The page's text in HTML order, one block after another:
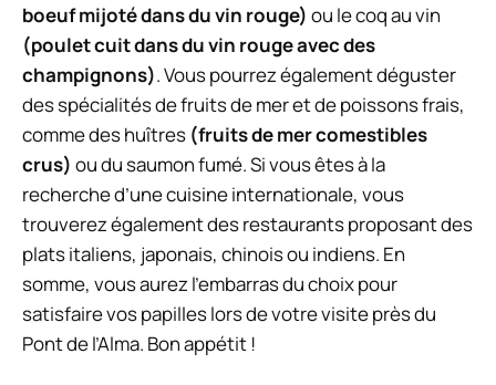
boeuf mijoté dans du vin rouge) ou le coq au vin
(poulet cuit dans du vin rouge avec des
champignons). Vous pourrez également déguster
des spécialités de fruits de mer et de poissons frais,
comme des huîtres (fruits de mer comestibles
crus) ou du saumon fumé. Si vous êtes à la
recherche d’une cuisine internationale, vous
trouverez également des restaurants proposant des
plats italiens, japonais, chinois ou indiens. En
somme, vous aurez l’embarras du choix pour
satisfaire vos papilles lors de votre visite près du
Pont de l’Alma. Bon appétit !